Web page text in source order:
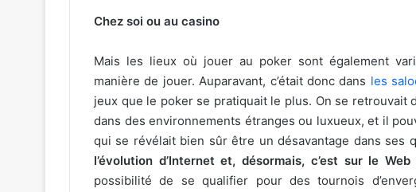
Chez soi ou au casino
Mais les lieux où jouer au poker sont également
manière de jouer. Auparavant, c’était donc dans les
jeux que le poker se pratiquait le plus. On se retrouvait
dans des environnements étranges ou luxueux, et il
qui se révélait bien sûr être un désavantage dans ses
l’évolution d’Internet et, désormais, c’est sur le
possibilité de se qualifier pour des tournois